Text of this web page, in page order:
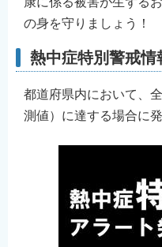
の身を守りましょう！
熱中症特別警戒情
都道府県内において、
測値）に達する場合に